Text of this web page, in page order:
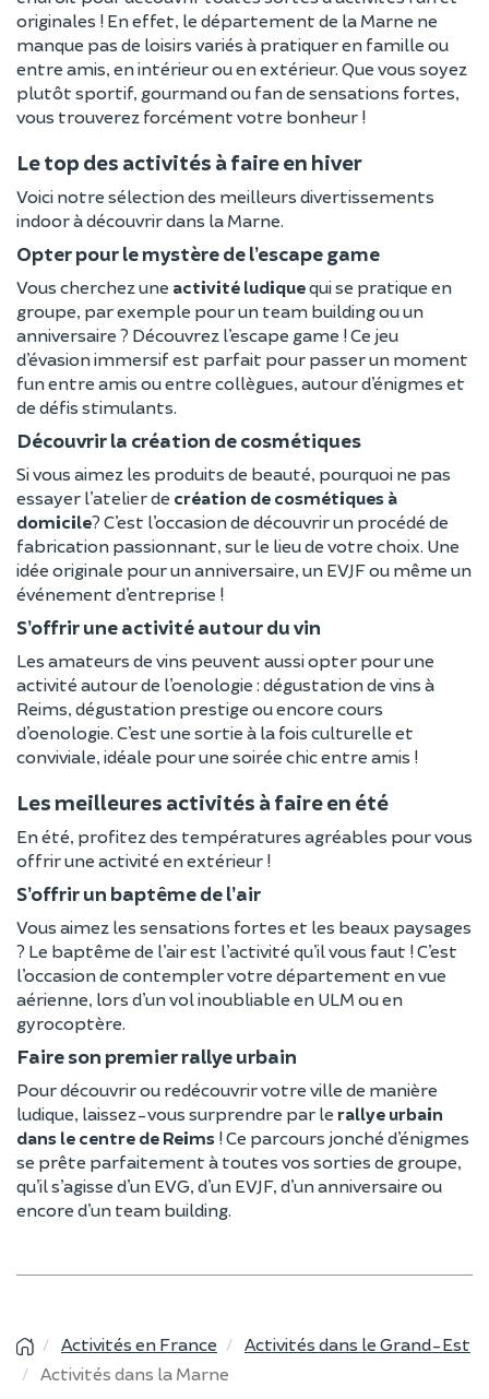
originales ! En effet, le département de la Marne ne
manque pas de loisirs variés à pratiquer en famille ou
entre amis, en intérieur ou en extérieur. Que vous soyez
plutôt sportif, gourmand ou fan de sensations fortes,
vous trouverez forcément votre bonheur !
Le top des activités à faire en hiver
Voici notre sélection des meilleurs divertissements
indoor à découvrir dans la Marne.
Opter pour le mystère de l’escape game
Vous cherchez une activité ludiquequi se pratique en
groupe, par exemple pour un team building ou un
anniversaire ? Découvrez l’escape game ! Ce jeu
d’évasion immersif est parfait pour passer un moment
fun entre amis ou entre collègues, autour d’énigmes et
de défis stimulants.
Découvrir la création de cosmétiques
Si vous aimez les produits de beauté, pourquoi ne pas
essayer l’atelier de création de cosmétiques à
domicile? C’est l’occasion de découvrir un procédé de
fabrication passionnant, sur le lieu de votre choix. Une
idée originale pour un anniversaire, un EVJF ou même un
événement d’entreprise !
S’offrir une activité autour du vin
Les amateurs de vins peuvent aussi opter pour une
activité autour de l’oenologie : dégustation de vins à
Reims, dégustation prestige ou encore cours
d’oenologie. C’est une sortie à la fois culturelle et
conviviale, idéale pour une soirée chic entre amis !
Les meilleures activités à faire en été
En été, profitez des températures agréables pour vous
offrir une activité en extérieur !
S’offrir un baptême de l’air
Vous aimez les sensations fortes et les beaux paysages
? Le baptême de l’air est l’activité qu’il vous faut ! C’est
l’occasion de contempler votre département en vue
aérienne, lors d’un vol inoubliable en ULM ou en
gyrocoptère.
Faire son premier rallye urbain
Pour découvrir ou redécouvrir votre ville de manière
ludique, laissez-vous surprendre par le rallye urbain
dans le centre de Reims ! Ce parcours jonché d’énigmes
se prête parfaitement à toutes vos sorties de groupe,
qu’il s’agisse d’un EVG, d’un EVJF, d’un anniversaire ou
encore d’un team building.
Activités en France
Activités dans le Grand-Est
Activités dans la Marne